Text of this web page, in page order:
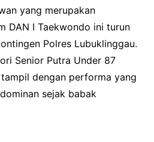
yang merupakan
DAN I Taekwondo ini turun
Polres Lubuklinggau.
Senior Putra Under 87
dengan performa yang
sejak babak